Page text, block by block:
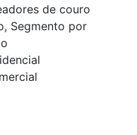
de couro
Segmento por